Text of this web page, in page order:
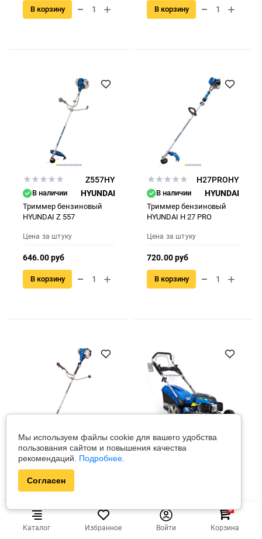
Каталог Избранное Войти Корзина
0
В корзину В корзину
Z557HY
В наличии HYUNDAI
Триммер бензиновый
HYUNDAI Z 557
Цена за штуку
646.00 руб
В корзину
H27PROHY
В наличии HYUNDAI
Триммер бензиновый
HYUNDAI H 27 PRO
Цена за штуку
720.00 руб
В корзину
H143PROHY
В наличии HYUNDAI
Триммер бензиновый
Цена за штуку Цена за штуку
Мы используем файлы cookie для вашего удобства
пользования сайтом и повышения качества
рекомендаций. Подробнее
Согласен